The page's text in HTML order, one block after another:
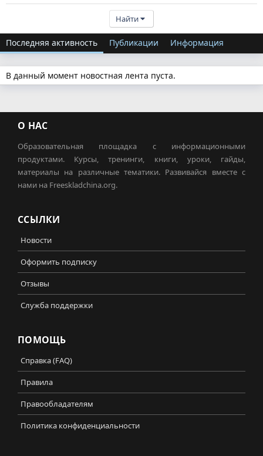
Найти
Последняя активность Публикации Информация
В данный момент новостная лента пуста.
О НАС
Образовательная площадка с информационными
продуктами. Курсы, тренинги, книги, уроки, гайды,
материалы на различные тематики. Развивайся вместе с
нами на Freeskladchina.org.
ССЫЛКИ
Новости
Оформить подписку
Отзывы
Служба поддержки
ПОМОЩЬ
Справка (FAQ)
Правила
Правообладателям
Политика конфиденциальности